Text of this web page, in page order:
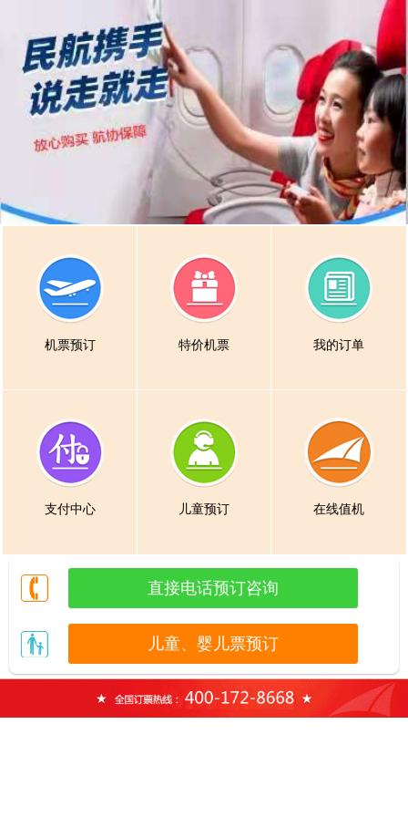
机票预订 特价机票 我的订单
支付中心 儿童预订 在线值机
直接电话预订咨询
儿童、婴儿票预订